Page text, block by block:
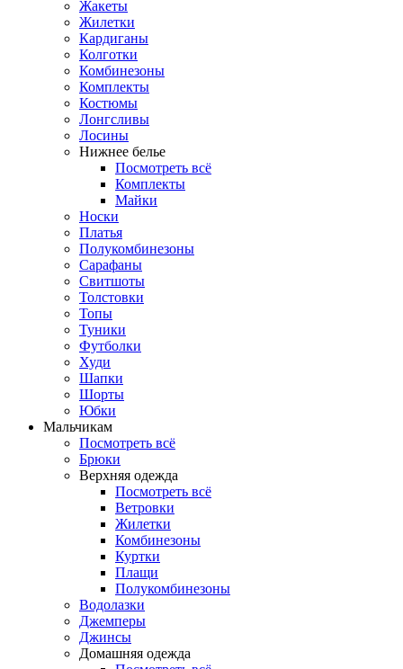
Жакеты
Жилетки
Кардиганы
Колготки
Комбинезоны
Комплекты
Костюмы
Лонгсливы
Лосины
Нижнее белье
Посмотреть всё
Комплекты
Майки
Носки
Платья
Полукомбинезоны
Сарафаны
Свитшоты
Толстовки
Топы
Туники
Футболки
Худи
Шапки
Шорты
Юбки
Мальчикам
Посмотреть всё
Брюки
Верхняя одежда
Посмотреть всё
Ветровки
Жилетки
Комбинезоны
Куртки
Плащи
Полукомбинезоны
Водолазки
Джемперы
Джинсы
Домашняя одежда